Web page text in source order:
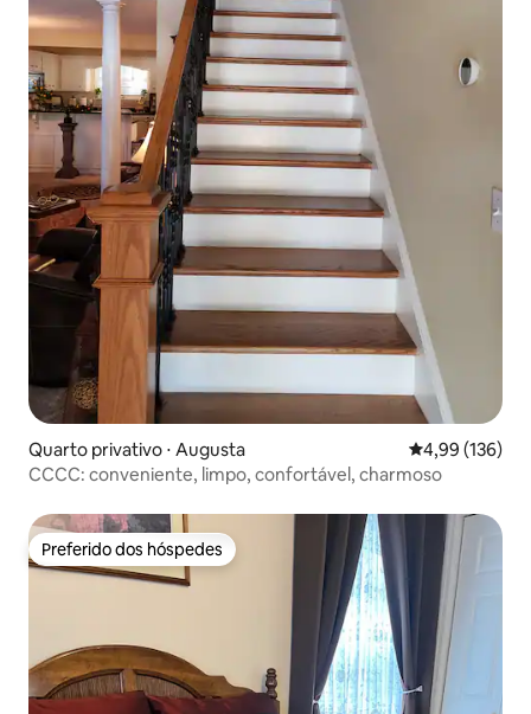
Quarto privativo ⋅ Augusta 4,99 de uma
4,99 (136)
CCCC: conveniente, limpo, confortável, charmoso
Preferido dos hóspedes
Preferido dos hóspedes